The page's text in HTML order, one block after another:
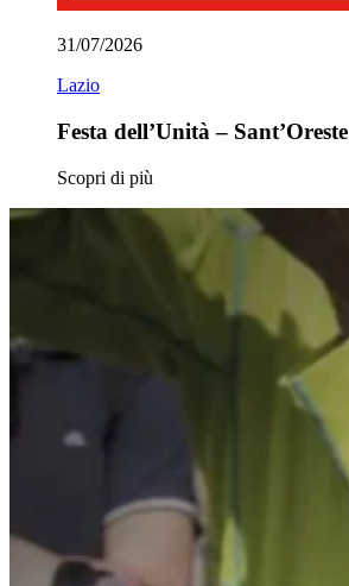
31/07/2026
Lazio
Festa dell’Unità – Sant’Oreste
Scopri di più